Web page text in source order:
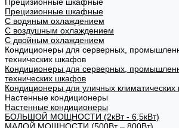
Прецизионные шкафные
С водяным охлаждением
С воздушным охлаждением
С двойным охлаждением
Кондиционеры для серверных,
технических шкафов
Кондиционеры для серверных,
технических шкафов
Кондиционеры для уличных
Настенные кондиционеры
Настенные кондиционеры
БОЛЬШОЙ МОЩНОСТИ (2кВт - 6,5кВт)